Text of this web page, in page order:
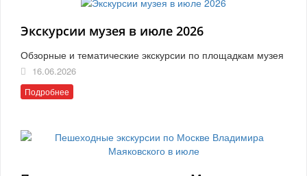
Экскурсии музея в июле 2026
Обзорные и тематические экскурсии по площадкам музея
16.06.2026
Подробнее